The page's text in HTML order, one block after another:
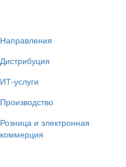
Направления
Дистрибуция
ИТ-услуги
Производство
Розница и электронная
коммерция